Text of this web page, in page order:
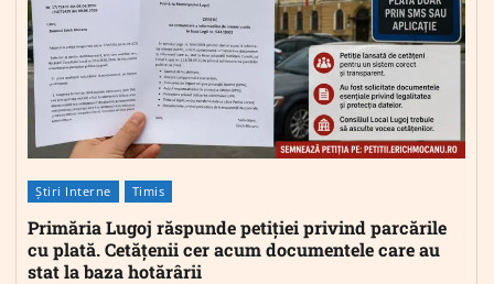
Știri Interne Timis
Primăria Lugoj răspunde petiției privind parcările
cu plată. Cetățenii cer acum documentele care au
stat la baza hotărârii